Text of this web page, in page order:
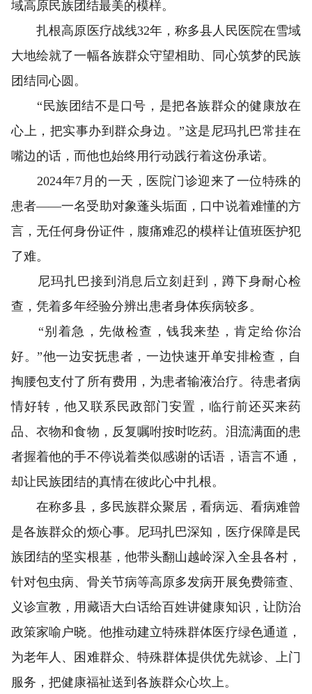
域高原民族团结最美的模样。
扎根高原医疗战线32年，称多县人民医院在雪域
大地绘就了一幅各族群众守望相助、同心筑梦的民族
团结同心圆。
“民族团结不是口号，是把各族群众的健康放在
心上，把实事办到群众身边。”这是尼玛扎巴常挂在
嘴边的话，而他也始终用行动践行着这份承诺。
2024年7月的一天，医院门诊迎来了一位特殊的
患者——一名受助对象蓬头垢面，口中说着难懂的方
言，无任何身份证件，腹痛难忍的模样让值班医护犯
了难。
尼玛扎巴接到消息后立刻赶到，蹲下身耐心检
查，凭着多年经验分辨出患者身体疾病较多。
“别着急，先做检查，钱我来垫，肯定给你治
好。”他一边安抚患者，一边快速开单安排检查，自
掏腰包支付了所有费用，为患者输液治疗。待患者病
情好转，他又联系民政部门安置，临行前还买来药
品、衣物和食物，反复嘱咐按时吃药。泪流满面的患
者握着他的手不停说着类似感谢的话语，语言不通，
却让民族团结的真情在彼此心中扎根。
在称多县，多民族群众聚居，看病远、看病难曾
是各族群众的烦心事。尼玛扎巴深知，医疗保障是民
族团结的坚实根基，他带头翻山越岭深入全县各村，
针对包虫病、骨关节病等高原多发病开展免费筛查、
义诊宣教，用藏语大白话给百姓讲健康知识，让防治
政策家喻户晓。他推动建立特殊群体医疗绿色通道，
为老年人、困难群众、特殊群体提供优先就诊、上门
服务，把健康福祉送到各族群众心坎上。